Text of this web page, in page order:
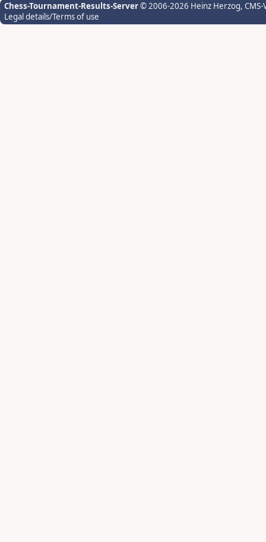
Chess-Tournament-Results-Server© 2006-2026 Heinz Herzog,
Legal details/Terms of use